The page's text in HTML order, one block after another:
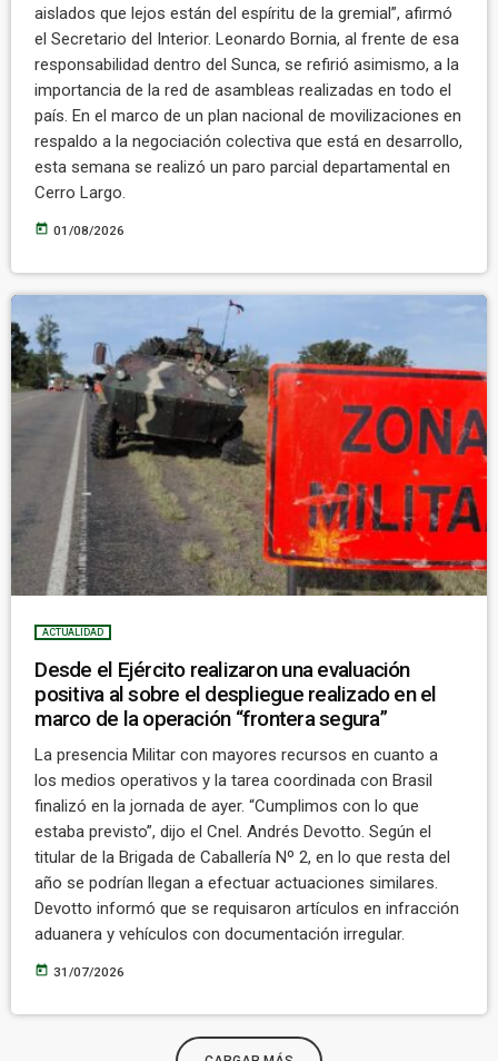
aislados que lejos están del espíritu de la gremial”, afirmó
el Secretario del Interior. Leonardo Bornia, al frente de esa
responsabilidad dentro del Sunca, se refirió asimismo, a la
importancia de la red de asambleas realizadas en todo el
país. En el marco de un plan nacional de movilizaciones en
respaldo a la negociación colectiva que está en desarrollo,
esta semana se realizó un paro parcial departamental en
Cerro Largo.
today 01/08/2026
ACTUALIDAD
Desde el Ejército realizaron una evaluación
positiva al sobre el despliegue realizado en el
marco de la operación “frontera segura”
La presencia Militar con mayores recursos en cuanto a
los medios operativos y la tarea coordinada con Brasil
finalizó en la jornada de ayer. “Cumplimos con lo que
estaba previsto”, dijo el Cnel. Andrés Devotto. Según el
titular de la Brigada de Caballería Nº 2, en lo que resta del
año se podrían llegan a efectuar actuaciones similares.
Devotto informó que se requisaron artículos en infracción
aduanera y vehículos con documentación irregular.
today 31/07/2026